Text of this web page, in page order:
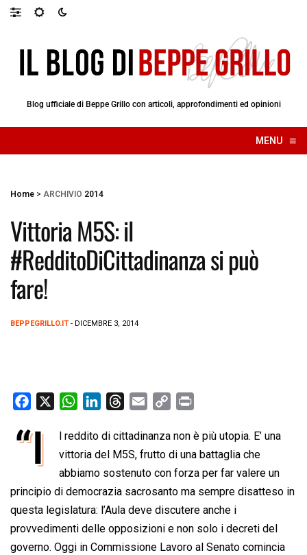
Blog ufficiale di Beppe Grillo con articoli, approfondimenti ed opinioni
MENU ≡
☰
Home > ARCHIVIO 2014
Vittoria M5S: il
#RedditoDiCittadinanza si può
fare!
BEPPEGRILLO.IT - DICEMBRE 3, 2014
c
o
o
k
W
a
t
s
A
p
p
n
k
e
d
I
n
r
e
a
d
s
a
i
l
p
y
L
i
n
k
i
n
t
“I
l reddito di cittadinanza non è più utopia. E’ una
vittoria del M5S, frutto di una battaglia che
abbiamo sostenuto con forza per far valere un
principio di democrazia sacrosanto ma sempre disatteso in
questa legislatura: l’Aula deve discutere anche i
provvedimenti delle opposizioni e non solo i decreti del
governo. Oggi in Commissione Lavoro al Senato comincia